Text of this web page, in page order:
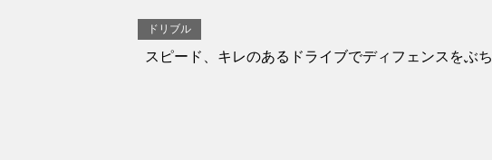
ドリブル
スピード、キレのあるドライブでディフェンスをぶ